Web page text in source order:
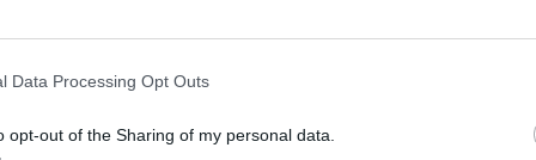
Data Processing Opt Outs
opt-out of the Sharing of my personal data.